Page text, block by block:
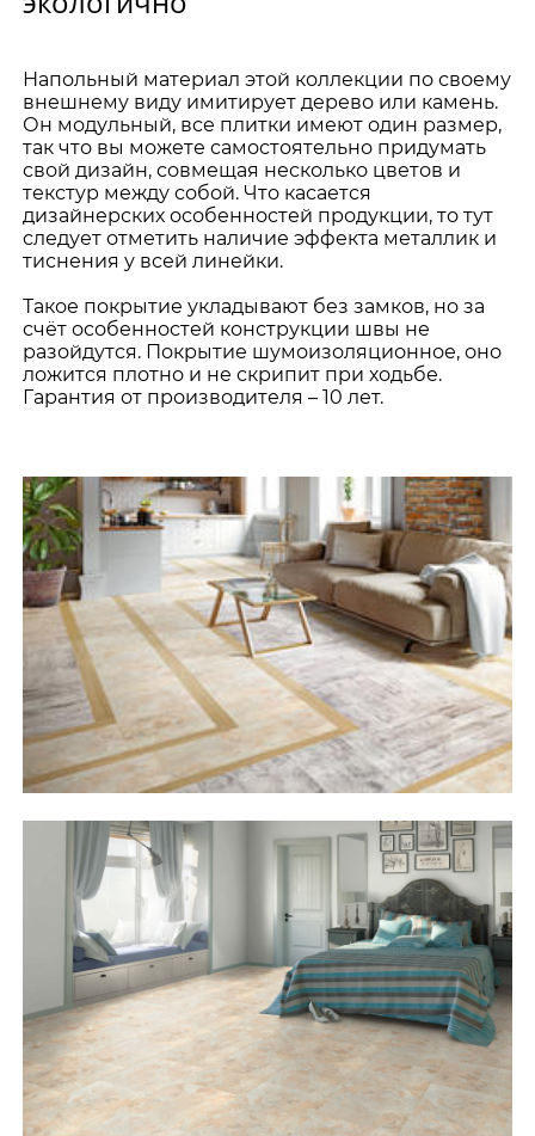
Напольный материал этой коллекции по своему
внешнему виду имитирует дерево или камень.
Он модульный, все плитки имеют один размер,
так что вы можете самостоятельно придумать
свой дизайн, совмещая несколько цветов и
текстур между собой. Что касается
дизайнерских особенностей продукции, то тут
следует отметить наличие эффекта металлик и
тиснения у всей линейки.
Такое покрытие укладывают без замков, но за
счёт особенностей конструкции швы не
разойдутся. Покрытие шумоизоляционное, оно
ложится плотно и не скрипит при ходьбе.
Гарантия от производителя – 10 лет.